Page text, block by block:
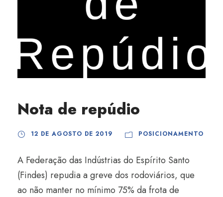
Nota de repúdio
12 DE AGOSTO DE 2019 POSICIONAMENTO
A Federação das Indústrias do Espírito Santo
(Findes) repudia a greve dos rodoviários, que
ao não manter no mínimo 75% da frota de